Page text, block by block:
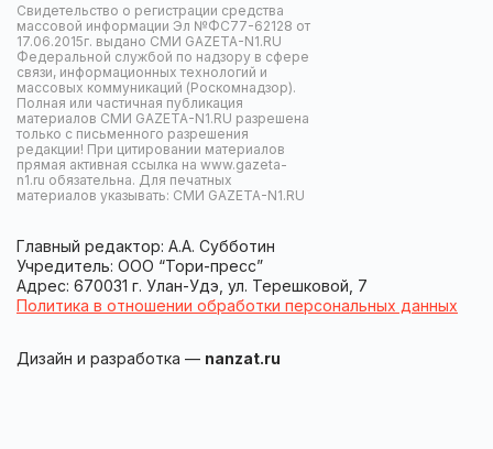
Свидетельство о регистрации средства
массовой информации Эл №ФС77-62128 от
17.06.2015г. выдано СМИ GAZETA-N1.RU
Федеральной службой по надзору в сфере
связи, информационных технологий и
массовых коммуникаций (Роскомнадзор).
Полная или частичная публикация
материалов СМИ GAZETA-N1.RU разрешена
только с письменного разрешения
редакции! При цитировании материалов
прямая активная ссылка на www.gazeta-
n1.ru обязательна. Для печатных
материалов указывать: СМИ GAZETA-N1.RU
Главный редактор: А.А. Субботин
Учредитель: ООО “Тори-пресс”
Адрес: 670031 г. Улан-Удэ, ул. Терешковой, 7
Политика в отношении обработки персональных данных
Дизайн и разработка — nanzat.ru